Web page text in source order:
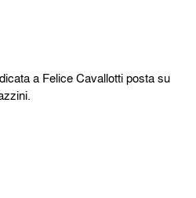
a Felice Cavallotti posta su